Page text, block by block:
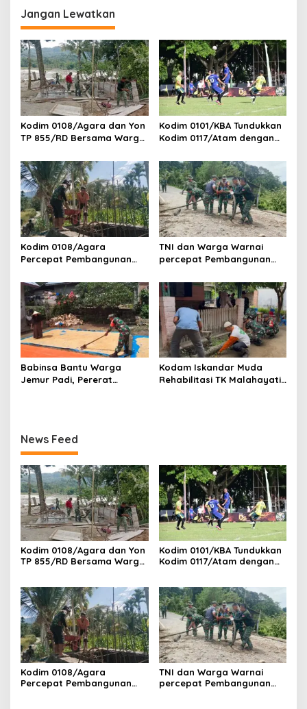
g
a
s
i
p
o
s
Jangan Lewatkan
Kodim 0108/Agara dan Yon
TP 855/RD Bersama Warga
Jembatan Gantung di Ds.
Lawe Ger Ger, Aceh
Tenggara
Kodim 0101/KBA Tundukkan
Kodim 0117/Atam dengan
Pangdam IM Cup 2026
Kodim 0108/Agara
Percepat Pembangunan
di Ds. Kuta Ujung, Aceh
Tenggara
TNI dan Warga Warnai
percepat Pembangunan
di Desa Uning Abadi, Aceh
Tenggara
Babinsa Bantu Warga
Jemur Padi, Pererat
Kodam Iskandar Muda
Rehabilitasi TK Malahayati
News Feed
Kodim 0108/Agara dan Yon
TP 855/RD Bersama Warga
Lawe Ger Ger, Aceh
Tenggara
Kodim 0101/KBA Tundukkan
Kodim 0117/Atam dengan
Kodim 0108/Agara
Percepat Pembangunan
TNI dan Warga Warnai
percepat Pembangunan